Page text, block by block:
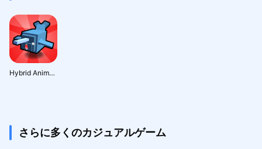
Hybrid Animals
さらに多くのカジュアルゲーム